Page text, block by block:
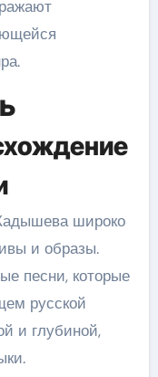
широко
и образы.
песни, которые
русской
и глубиной,